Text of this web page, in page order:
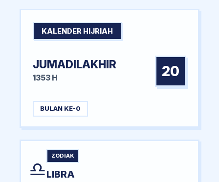
KALENDER HIJRIAH
JUMADILAKHIR
1353 H 20
BULAN KE-0
♎
ZODIAK
LIBRA